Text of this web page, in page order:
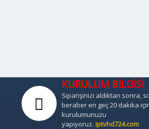
KURULUM BİLGİSİ
Siparişinizi aldıktan sonra,
beraber en geç 20 dakika
kurulumunuzu
yapıyoruz. iptvhd724.com